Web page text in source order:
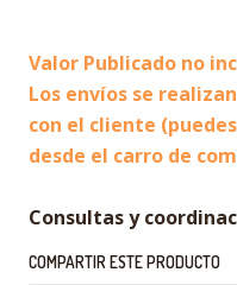
Valor Publicado no
Los envíos se
con el cliente
desde el carro de
Consultas y
COMPARTIR ESTE PRODUCTO